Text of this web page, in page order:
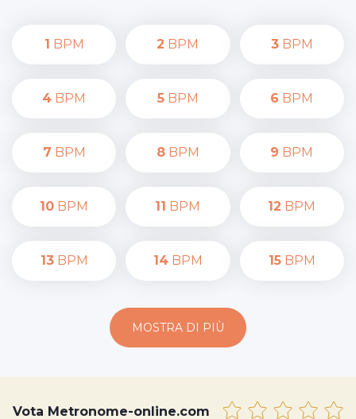
1 BPM 2 BPM 3BPM
4 BPM 5BPM 6 BPM
7 BPM 8BPM 9 BPM
10 BPM 11 BPM 12 BPM
13BPM 14BPM 15BPM
MOSTRA DI PIÙ
Vota Metronome-online.com